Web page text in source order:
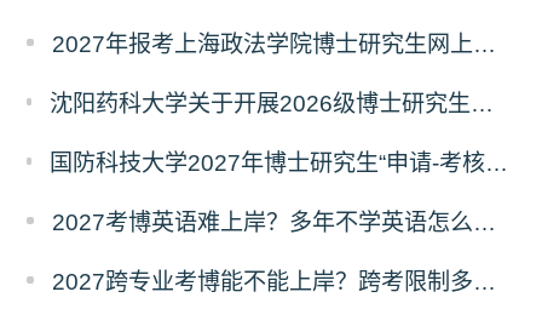
2027年报考上海政法学院博士研究生网上报名公告
沈阳药科大学关于开展2026级博士研究生录取后信息采集及档案调取等相关工作的通知
国防科技大学2027年博士研究生“申请-考核”制招生专业基础笔试考试大纲
2027考博英语难上岸？多年不学英语怎么备考？
2027跨专业考博能不能上岸？跨考限制多不多？